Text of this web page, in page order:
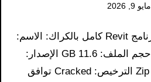
مايو 9, 2026
معلومات حول تحميل برنامج Revit كامل بالكراك: الاسم:
تحميل برنامج ريفيت حجم الملف: 11.6 GB الإصدار:
v2025.3 نوع الملف: Zip الترخيص: Cracked توافق